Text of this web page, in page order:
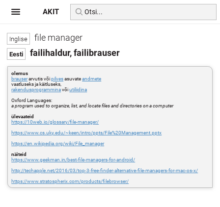
file manager
failihaldur, failibrauser
olemus
brauserarvutis võipilvesasuvateandmete
vaatluseks ja käitluseks,
rakendusprogramminavõiutiliidina
Oxford Languages:
a program used to organize, list, and locate files and directories on a computer
ülevaateid
https://10web.io/glossary/file-manager/
https://www.cs.uky.edu/~keen/intro/ppts/File%20Management.pptx
https://en.wikipedia.org/wiki/File_manager
näiteid
https://www.geekman.in/best-file-managers-for-android/
http://techapple.net/2016/03/top-3-free-finder-alternative-file-managers-for-mac-os-x/
https://www.stratospherix.com/products/filebrowser/
AKIT